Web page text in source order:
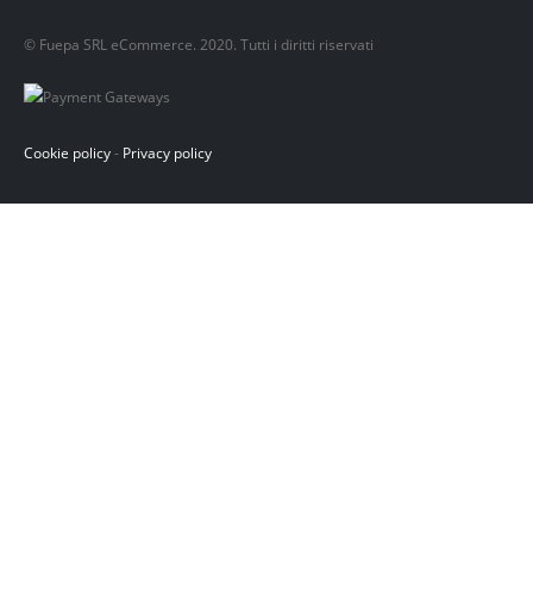
© Fuepa SRL eCommerce. 2020. Tutti i diritti riservati
Cookie policy- Privacy policy